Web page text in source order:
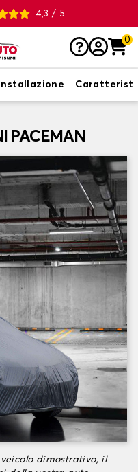
4,3 / 5
0
Installazione
PACEMAN
dimostrativo, il